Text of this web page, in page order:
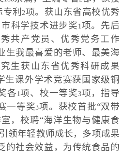
利 2项。获山东省高校优秀
科学技术进步奖1项。先后
共产党员、优秀党务工作
生我最喜爱的老师、最美海
生获山东省优秀科研成果
生课外学术竞赛获国家级铜
各 1项、校一等奖3项，指导
一等奖3项。获校首批“双带
，校聘“海洋生物与健康食
领年轻教师成长，多项成果
的社会效益，为传统食品的